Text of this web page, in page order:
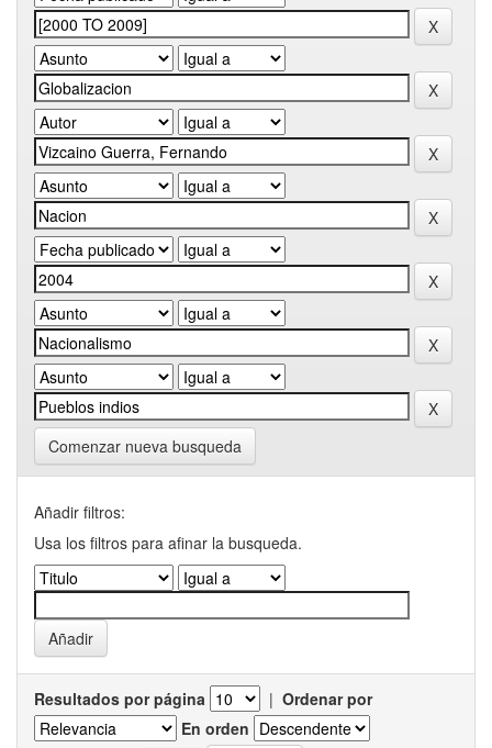
Comenzar nueva busqueda
Añadir filtros:
Usa los filtros para afinar la busqueda.
Resultados por página | Ordenar por
En orden